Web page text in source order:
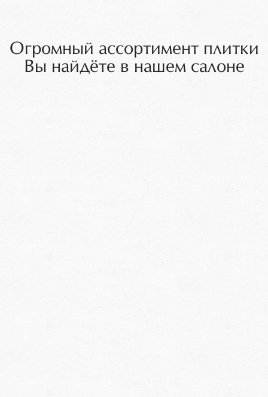
Огромный ассортимент плитки
Вы найдёте в нашем салоне